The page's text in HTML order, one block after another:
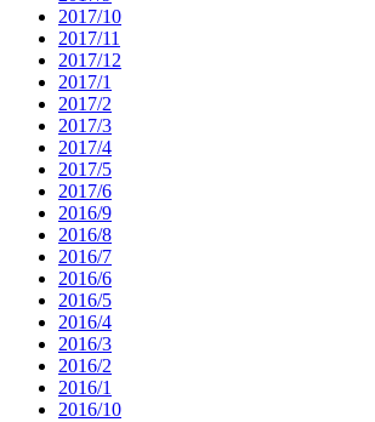
2017/10
2017/11
2017/12
2017/1
2017/2
2017/3
2017/4
2017/5
2017/6
2016/9
2016/8
2016/7
2016/6
2016/5
2016/4
2016/3
2016/2
2016/1
2016/10